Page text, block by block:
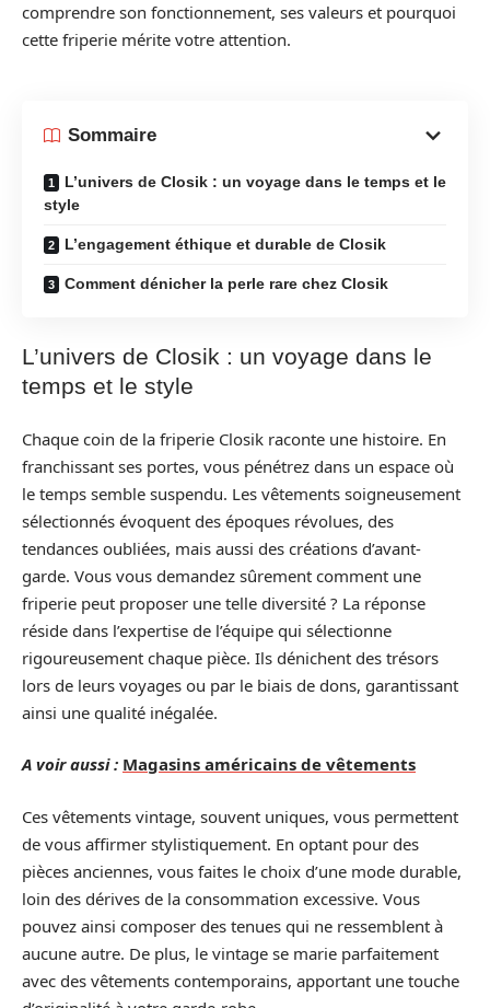
comprendre son fonctionnement, ses valeurs et pourquoi
cette friperie mérite votre attention.
Sommaire
L’univers de Closik : un voyage dans le temps et le
style
L’engagement éthique et durable de Closik
Comment dénicher la perle rare chez Closik
L’univers de Closik : un voyage dans le
temps et le style
Chaque coin de la friperie Closik raconte une histoire. En
franchissant ses portes, vous pénétrez dans un espace où
le temps semble suspendu. Les vêtements soigneusement
sélectionnés évoquent des époques révolues, des
tendances oubliées, mais aussi des créations d’avant-
garde. Vous vous demandez sûrement comment une
friperie peut proposer une telle diversité ? La réponse
réside dans l’expertise de l’équipe qui sélectionne
rigoureusement chaque pièce. Ils dénichent des trésors
lors de leurs voyages ou par le biais de dons, garantissant
ainsi une qualité inégalée.
A voir aussi : Magasins américains de vêtements
Ces vêtements vintage, souvent uniques, vous permettent
de vous affirmer stylistiquement. En optant pour des
pièces anciennes, vous faites le choix d’une mode durable,
loin des dérives de la consommation excessive. Vous
pouvez ainsi composer des tenues qui ne ressemblent à
aucune autre. De plus, le vintage se marie parfaitement
avec des vêtements contemporains, apportant une touche